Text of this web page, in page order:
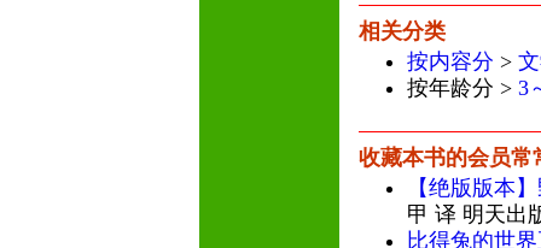
相关分类
按内容分 >
按年龄分 > 3
收藏本书的会员常
【绝版版本
甲 译 明天出
比得兔的世